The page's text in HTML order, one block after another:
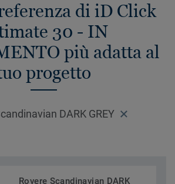
di iD Click
30 - IN
più adatta al
progetto
DARK GREY
Rovere Scandinavian DARK